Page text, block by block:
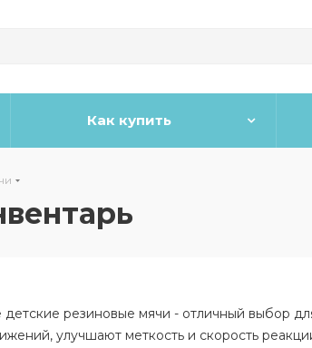
Как купить
резиновые мячи - отличный выбор
улучшают меткость и скорость